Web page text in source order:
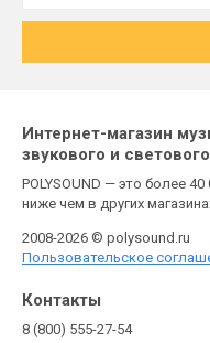
Интернет-магазин
звукового и
POLYSOUND — это более
ниже чем в других
2008-2026 © polysound.ru
Пользовательское
Контакты
8 (800) 555-27-54